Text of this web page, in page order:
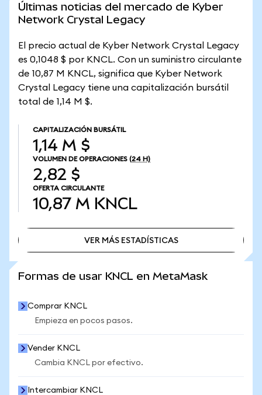
Últimas noticias del mercado de Kyber
Network Crystal Legacy
El precio actual de Kyber Network Crystal Legacy
es 0,1048 $ por KNCL. Con un suministro circulante
de 10,87 M KNCL, significa que Kyber Network
Crystal Legacy tiene una capitalización bursátil
total de 1,14 M $.
CAPITALIZACIÓN BURSÁTIL
1,14 M $
VOLUMEN DE OPERACIONES (24 H)
2,82 $
OFERTA CIRCULANTE
10,87 M KNCL
VER MÁS ESTADÍSTICAS
Formas de usar KNCL en MetaMask
Comprar KNCL
Empieza en pocos pasos.
Vender KNCL
Cambia KNCL por efectivo.
Intercambiar KNCL